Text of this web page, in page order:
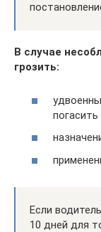
В случае
грозить:
Если
10 дней для